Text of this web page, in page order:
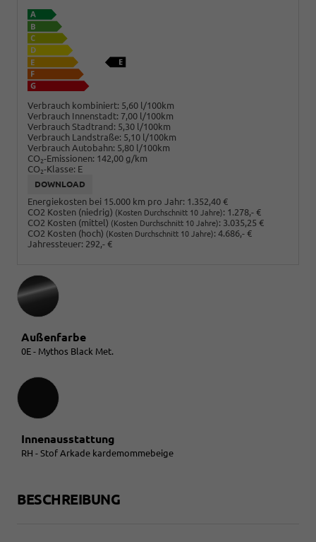
Verbrauch kombiniert: 5,60 l/100km
Verbrauch Innenstadt: 7,00 l/100km
Verbrauch Stadtrand: 5,30 l/100km
Verbrauch Landstraße: 5,10 l/100km
Verbrauch Autobahn: 5,80 l/100km
CO2-Emissionen: 142,00 g/km
CO2-Klasse: E
DOWNLOAD
Energiekosten bei 15.000 km pro Jahr: 1.352,40 €
CO2 Kosten (niedrig) (Kosten Durchschnitt 10 Jahre): 1.278,- €
CO2 Kosten (mittel) (Kosten Durchschnitt 10 Jahre): 3.035,25 €
CO2 Kosten (hoch) (Kosten Durchschnitt 10 Jahre): 4.686,- €
Jahressteuer: 292,- €
Außenfarbe
0E - Mythos Black Met.
Innenausstattung
Innenausstattung
RH - Stof Arkade kardemommebeige
BESCHREIBUNG